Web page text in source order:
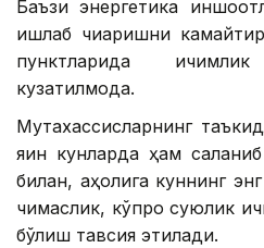
Баъзи энергетика
ишлаб чиқаришни
пунктларида
кузатилмоқда.
Мутахассисларнинг
яқин кунларда ҳам
билан, аҳолига куннинг энг
чиқмаслик, кўпроқ суюқлик
бўлиш тавсия этилади.